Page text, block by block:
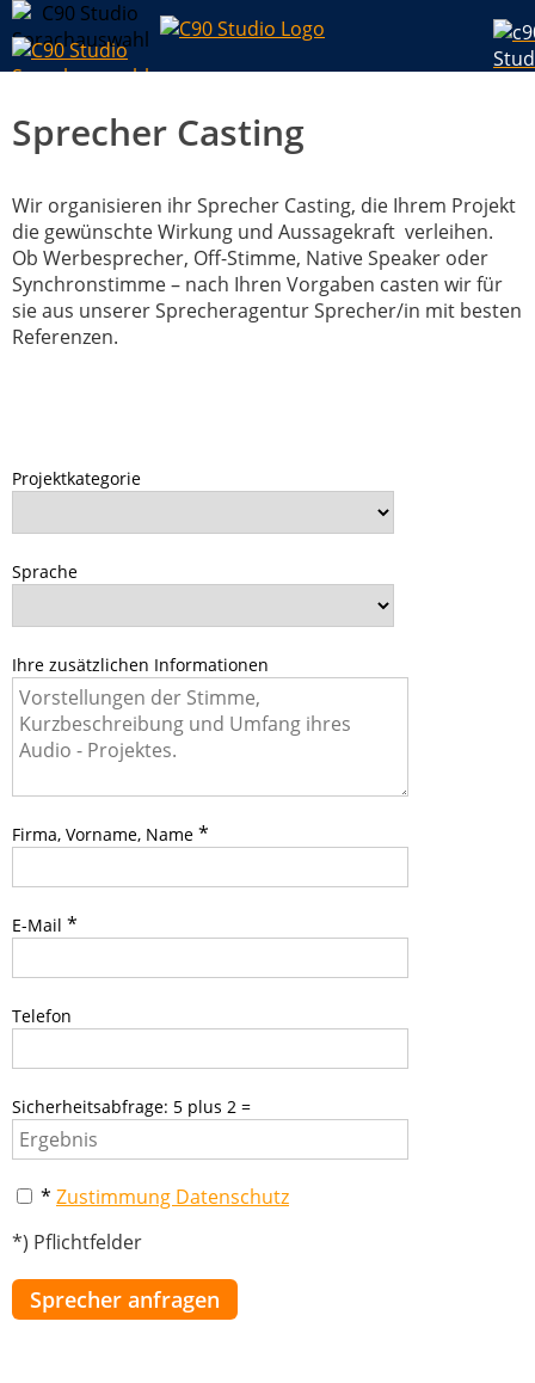
Sprecher Casting
Wir organisieren ihr Sprecher Casting, die Ihrem Projekt
die gewünschte Wirkung und Aussagekraft verleihen.
Ob Werbesprecher, Off-Stimme, Native Speaker oder
Synchronstimme – nach Ihren Vorgaben casten wir für
sie aus unserer Sprecheragentur Sprecher/in mit besten
Referenzen.
Projektkategorie
Sprache
Ihre zusätzlichen Informationen
Firma, Vorname, Name *
E-Mail *
Telefon
Sicherheitsabfrage: 5 plus 2 =
* Zustimmung Datenschutz
*) Pflichtfelder
Sprecher anfragen